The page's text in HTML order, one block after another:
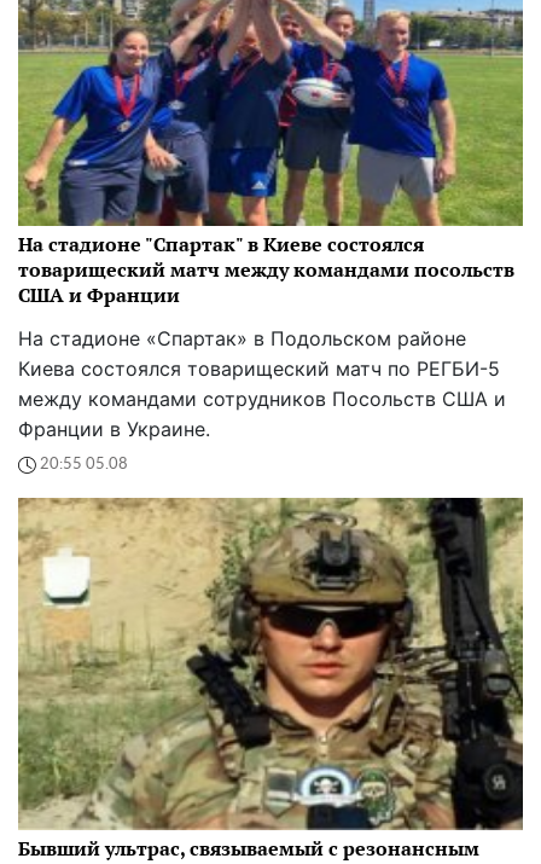
На стадионе "Спартак" в Киеве состоялся
товарищеский матч между командами посольств
США и Франции
На стадионе «Спартак» в Подольском районе
Киева состоялся товарищеский матч по РЕГБИ-5
между командами сотрудников Посольств США и
Франции в Украине.
20:55 05.08
Бывший ультрас, связываемый с резонансным